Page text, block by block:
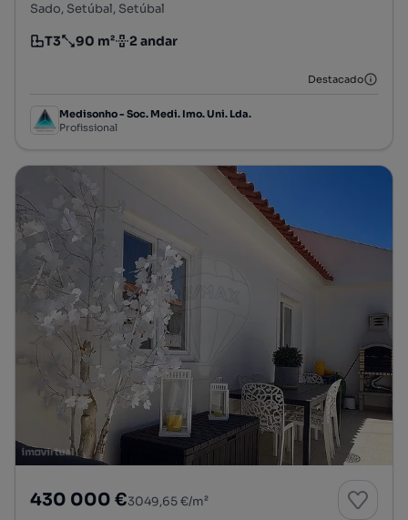
Sado, Setúbal, Setúbal
Tipologia
T3
Preço por metro quadrado
90 m²
Andar 2 andar
Destacado
Medisonho - Soc. Medi. Imo. Uni. Lda.
Profissional
430 000 €3049,65 €/m²